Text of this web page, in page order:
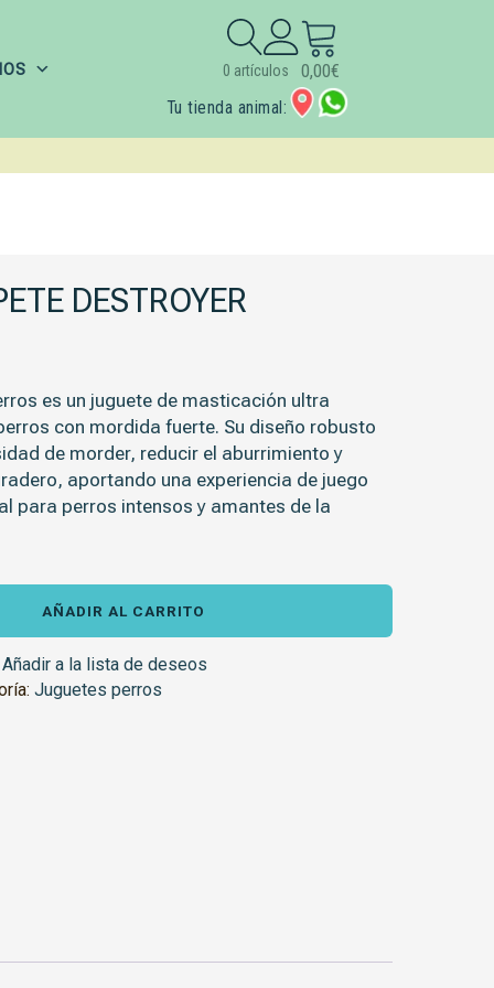
Tu tienda animal:
Buscar:
0,00€
0 artículos
DESTROYER
es un juguete de masticación ultra
con mordida fuerte. Su diseño robusto
de morder, reducir el aburrimiento y
aportando una experiencia de juego
para perros intensos y amantes de la
AÑADIR AL CARRITO
Añadir a la lista de deseos
Juguetes perros